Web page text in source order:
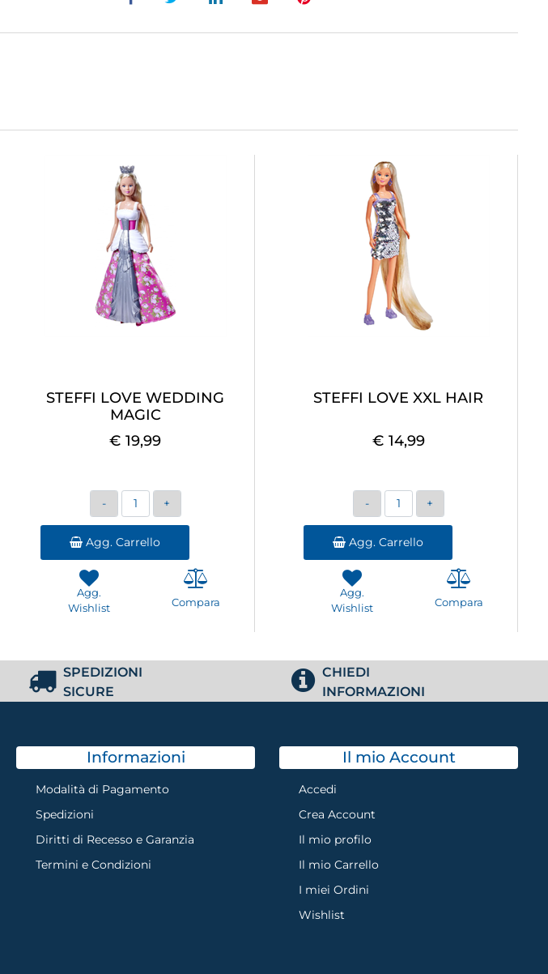
STEFFI LOVE WEDDING
MAGIC
€ 19,99
Quantità
Agg. Carrello
Agg.
Wishlist
Compara
STEFFI LOVE XXL HAIR
€ 14,99
Quantità
Agg. Carrello
Agg.
Wishlist
Compara
SPEDIZIONI
SICURE
CHIEDI
INFORMAZIONI
Informazioni
Modalità di Pagamento
Spedizioni
Diritti di Recesso e Garanzia
Termini e Condizioni
Il mio Account
Accedi
Crea Account
Il mio profilo
Il mio Carrello
I miei Ordini
Wishlist